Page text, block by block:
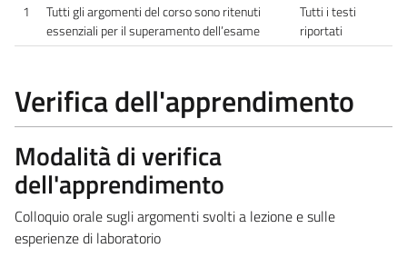
1
Tutti gli argomenti del corso sono ritenuti
essenziali per il superamento dell’esame
Tutti i testi
riportati
Verifica dell'apprendimento
Modalità di verifica
dell'apprendimento
Colloquio orale sugli argomenti svolti a lezione e sulle
esperienze di laboratorio